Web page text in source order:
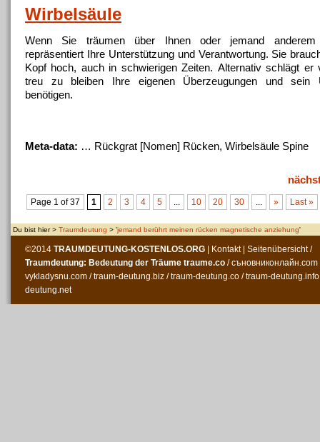
Wirbelsäule
Wenn Sie träumen über Ihnen oder jemand anderem
repräsentiert Ihre Unterstützung und Verantwortung. Sie
Kopf hoch, auch in schwierigen Zeiten. Alternativ schlägt er
treu zu bleiben Ihre eigenen Überzeugungen und sein
benötigen.
Meta-data: … Rückgrat [Nomen] Rücken, Wirbelsäule Spine
Page 1 of 37 1 2 3 4 5 ... 10 20 30 ... » Last »
Du bist hier > Traumdeutung > 'jemand berührt meinen rücken magnetische anziehung'
©2014 TRAUMDEUTUNG-KOSTENLOS.ORG Kontakt| Seitenübersicht/
Traumdeutung: Bedeutung der Träume traume.co /съновниконлайн.com
vykladysnu.com /traum-deutung.biz /traum-deutung.co /traum-deutung.info
deutung.net